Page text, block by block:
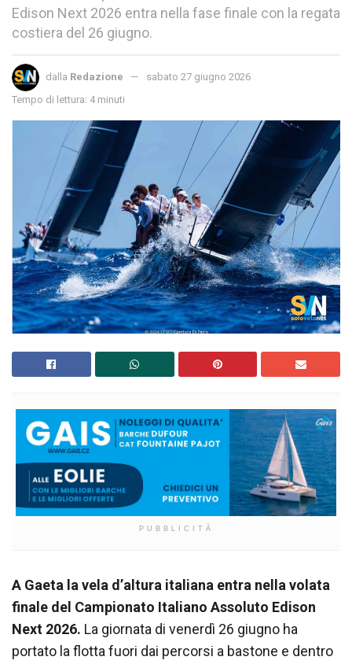
Edison Next 2026 entra nella fase finale con la regata
costiera del 26 giugno.
dalla Redazione
sabato 27 giugno 2026
Tempo di lettura: 4 minuti
PUBBLICITÀ
A Gaeta la vela d’altura italiana entra nella volata
finale del Campionato Italiano Assoluto Edison
Next 2026. La giornata di venerdì 26 giugno ha
portato la flotta fuori dai percorsi a bastone e dentro